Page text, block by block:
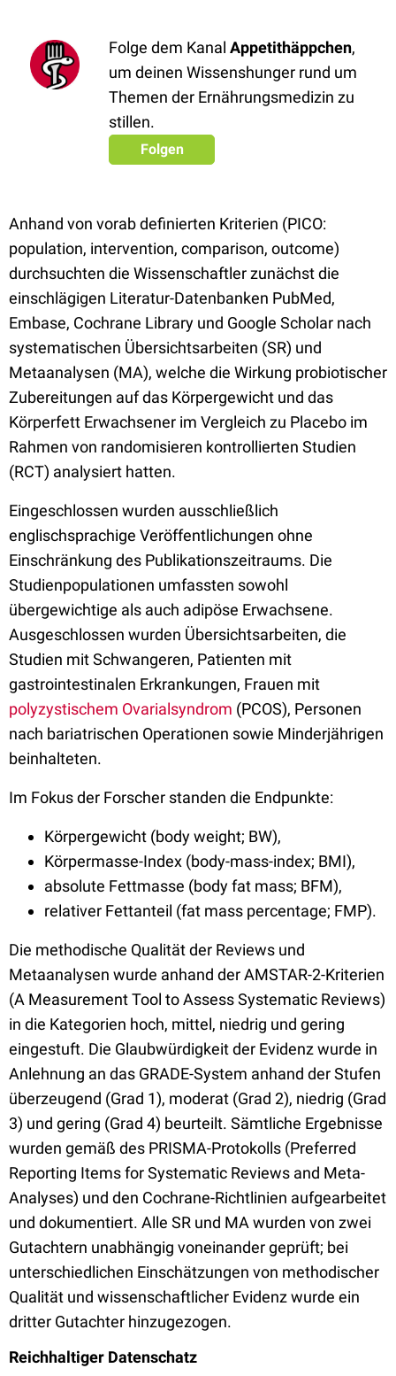
Folge dem Kanal Appetithäppchen,
um deinen Wissenshunger rund um
Themen der Ernährungsmedizin zu
stillen.
Folgen
Anhand von vorab definierten Kriterien (PICO:
population, intervention, comparison, outcome)
durchsuchten die Wissenschaftler zunächst die
einschlägigen Literatur-Datenbanken PubMed,
Embase, Cochrane Library und Google Scholar nach
systematischen Übersichtsarbeiten (SR) und
Metaanalysen (MA), welche die Wirkung probiotischer
Zubereitungen auf das Körpergewicht und das
Körperfett Erwachsener im Vergleich zu Placebo im
Rahmen von randomisieren kontrollierten Studien
(RCT) analysiert hatten.
Eingeschlossen wurden ausschließlich
englischsprachige Veröffentlichungen ohne
Einschränkung des Publikationszeitraums. Die
Studienpopulationen umfassten sowohl
übergewichtige als auch adipöse Erwachsene.
Ausgeschlossen wurden Übersichtsarbeiten, die
Studien mit Schwangeren, Patienten mit
gastrointestinalen Erkrankungen, Frauen mit
polyzystischem Ovarialsyndrom (PCOS), Personen
nach bariatrischen Operationen sowie Minderjährigen
beinhalteten.
Im Fokus der Forscher standen die Endpunkte:
Körpergewicht (body weight; BW),
Körpermasse-Index (body-mass-index; BMI),
absolute Fettmasse (body fat mass; BFM),
relativer Fettanteil (fat mass percentage; FMP).
Die methodische Qualität der Reviews und
Metaanalysen wurde anhand der AMSTAR-2-Kriterien
(A Measurement Tool to Assess Systematic Reviews)
in die Kategorien hoch, mittel, niedrig und gering
eingestuft. Die Glaubwürdigkeit der Evidenz wurde in
Anlehnung an das GRADE-System anhand der Stufen
überzeugend (Grad 1), moderat (Grad 2), niedrig (Grad
3) und gering (Grad 4) beurteilt. Sämtliche Ergebnisse
wurden gemäß des PRISMA-Protokolls (Preferred
Reporting Items for Systematic Reviews and Meta-
Analyses) und den Cochrane-Richtlinien aufgearbeitet
und dokumentiert. Alle SR und MA wurden von zwei
Gutachtern unabhängig voneinander geprüft; bei
unterschiedlichen Einschätzungen von methodischer
Qualität und wissenschaftlicher Evidenz wurde ein
dritter Gutachter hinzugezogen.
Reichhaltiger Datenschatz